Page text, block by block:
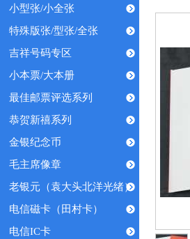
小型张/小全张
特殊版张/型张/全张
吉祥号码专区
小本票/大本册
最佳邮票评选系列
恭贺新禧系列
金银纪念币
毛主席像章
老银元（袁大头北洋光绪）
电信磁卡（田村卡）
电信IC卡